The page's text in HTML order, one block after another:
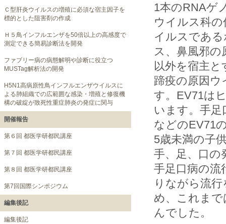
Ｃ型肝炎ウイルスの増殖に必須な宿主因子を
標的とした阻害剤の作成
Ｈ５鳥インフルエンザを50倍以上の高感度で
測定できる簡易診断法を開発
ファブリー病の病態解明や診断に役立つ
MUSTag解析法の開発
H5N1高病原性鳥インフルエンザウイルスに
よる肺組織での広範囲な感染・増殖と修復機
構の破綻が致死性重症肺炎の発症に関与
開催報告
第６回 都医学研都民講座
第７回 都医学研都民講座
第８回 都医学研都民講座
第7回国際シンポジウム
編集後記
編集後記
1本のRNAゲ
ウイルス科
イルスであ
ス、鼻風邪
以外を宿主
蹄疫の原因ウ
す。EV71は
います。手
などのEV71
5歳未満の子
手、足、口の
手足口病の流
りながら流
め、これま
んでした。